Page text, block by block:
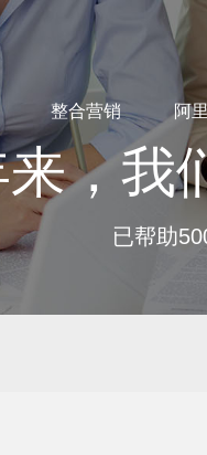
整合营销 阿
，我
已帮助